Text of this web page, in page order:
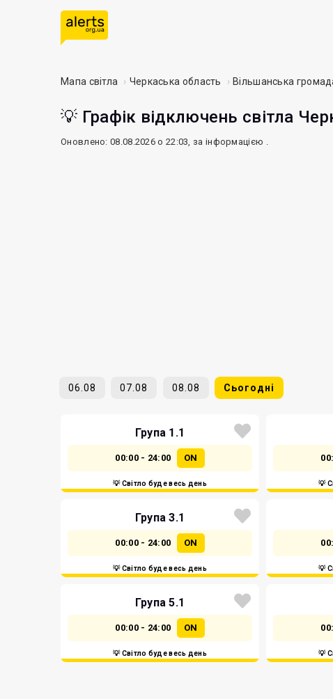
Мапа світла Черкаська область Вільшанська
💡 Графік відключень світла
Оновлено: 08.08.2026 о 22:03, за інформацією .
06.08 07.08 08.08 Сьогодні
Група 1.1
00:00 - 24:00 ON
💡 Світло буде весь день 💡
Група 3.1
00:00 - 24:00 ON
💡 Світло буде весь день 💡
Група 5.1
00:00 - 24:00 ON
💡 Світло буде весь день 💡